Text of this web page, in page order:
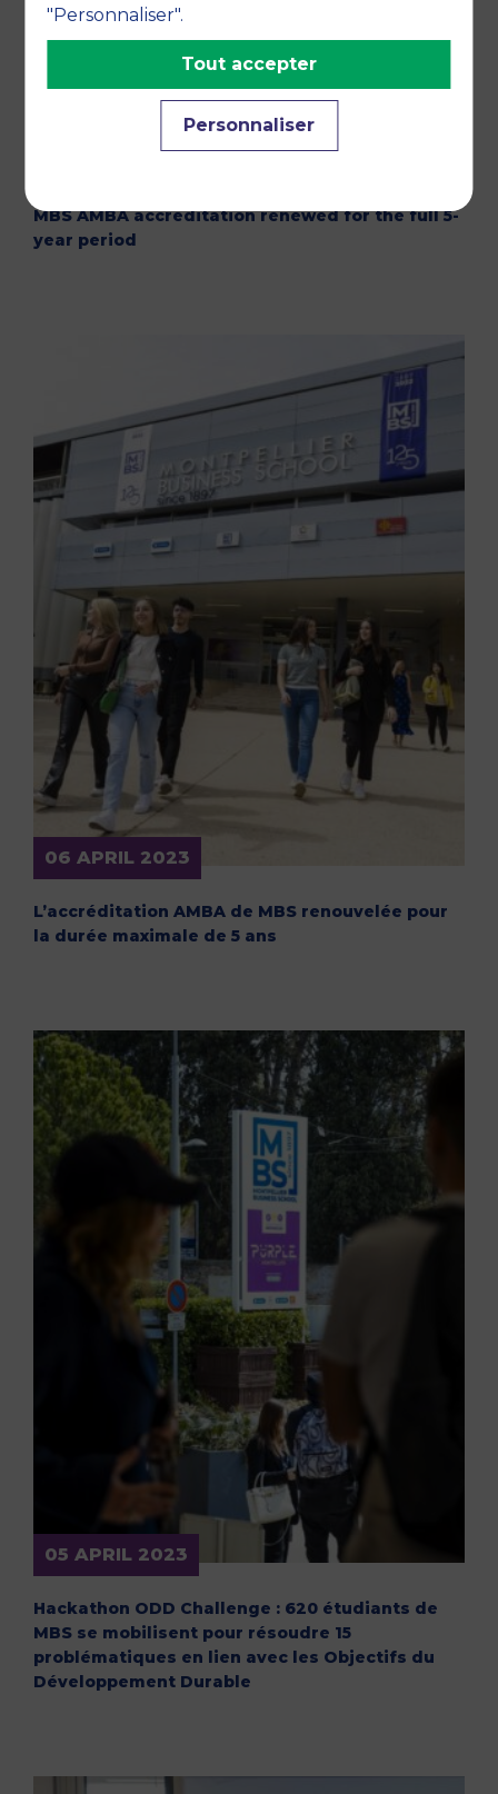
MBS AMBA accreditation renewed for the full 5-
year period
06 APRIL 2023
L’accréditation AMBA de MBS renouvelée pour
la durée maximale de 5 ans
05 APRIL 2023
Hackathon ODD Challenge : 620 étudiants de
MBS se mobilisent pour résoudre 15
problématiques en lien avec les Objectifs du
Développement Durable
"Personnaliser".
Personnaliser
Tout accepter